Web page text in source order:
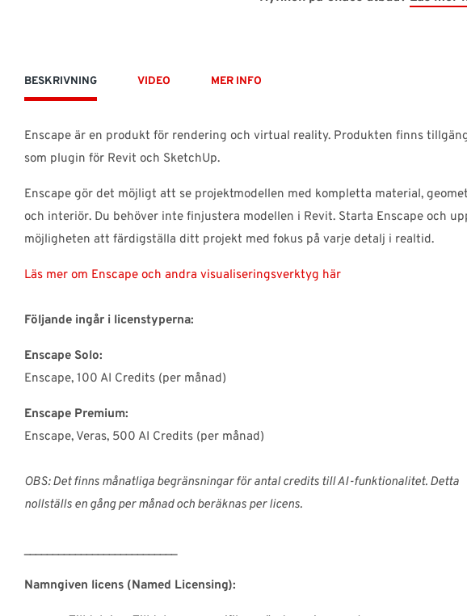
BESKRIVNING VIDEO MER INFO
Enscape är en produkt för rendering och virtual reality. Produkten finns
som plugin för Revit och SketchUp.
Enscape gör det möjligt att se projektmodellen med kompletta material,
och interiör. Du behöver inte finjustera modellen i Revit. Starta Enscape och
möjligheten att färdigställa ditt projekt med fokus på varje detalj i realtid.
Läs mer om Enscape och andra visualiseringsverktyg här
Följande ingår i licenstyperna:
Enscape Solo:
Enscape, 100 AI Credits (per månad)
Enscape Premium:
Enscape, Veras, 500 AI Credits (per månad)
OBS: Det finns månatliga begränsningar för antal credits till AI-funktionalitet. Detta
nollställs en gång per månad och beräknas per licens.
___________________________
Namngiven licens (Named Licensing):